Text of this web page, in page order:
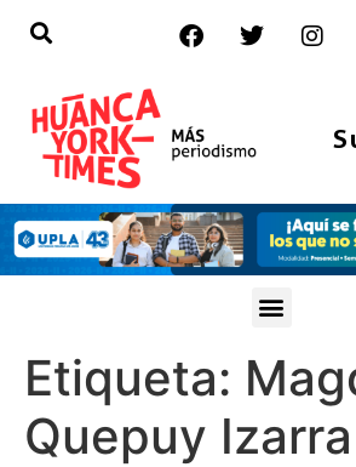
Etiqueta:
Quepuy Izarra